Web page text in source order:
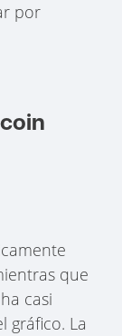
por
que
casi
gráfico. La